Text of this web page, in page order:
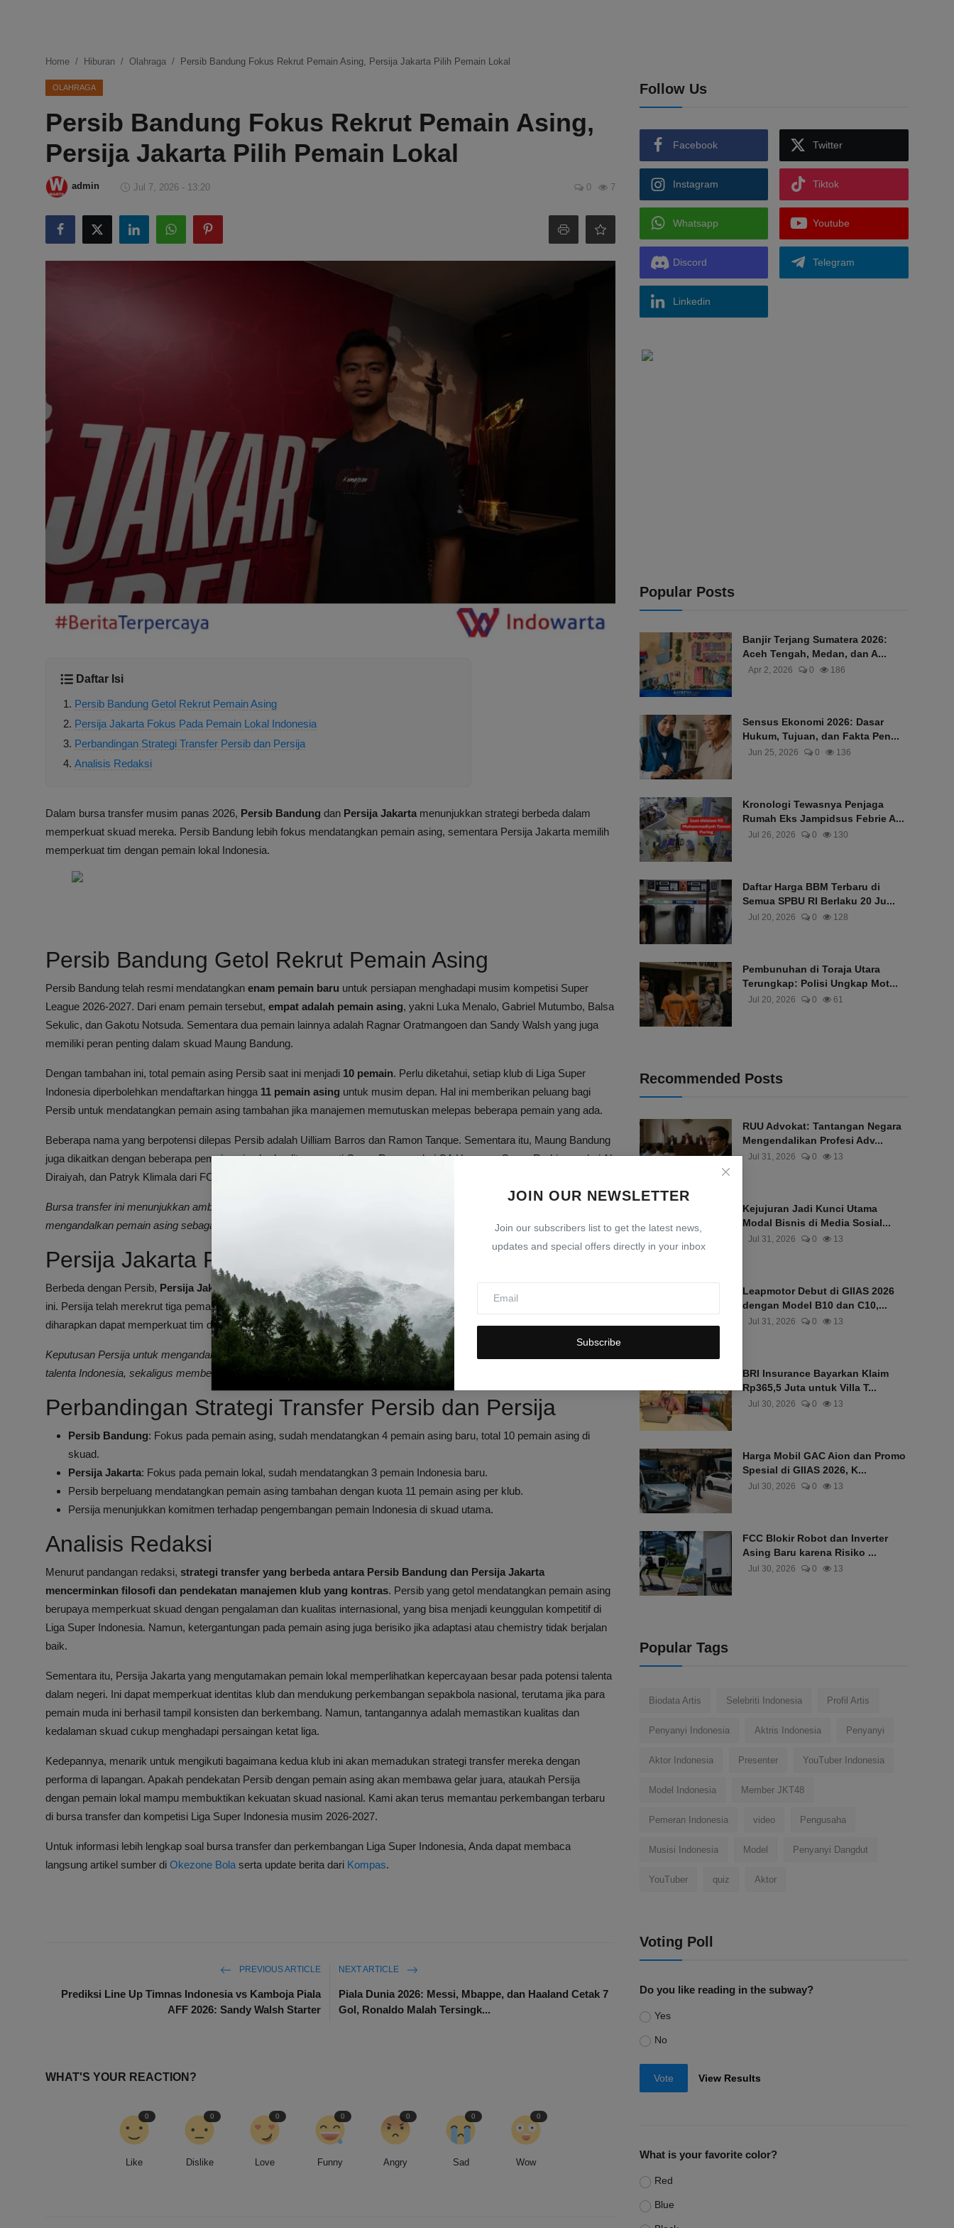
Ekonomi
Internasional
Teknologi
Hiburan
Kesehatan
JOIN OUR NEWSLETTER
Join our subscribers list to get the latest news,
updates and special offers directly in your inbox
Subscribe
Home Hiburan Olahraga Persib Bandung Fokus Rekrut Pemain Asing, Persija Jakarta Pilih Pemain Lokal
OLAHRAGA
Persib Bandung Fokus Rekrut Pemain Asing,
Persija Jakarta Pilih Pemain Lokal
admin Jul 7, 2026 - 13:20 0 7
Daftar Isi
Persib Bandung Getol Rekrut Pemain Asing
Persija Jakarta Fokus Pada Pemain Lokal Indonesia
Perbandingan Strategi Transfer Persib dan Persija
Analisis Redaksi
Dalam bursa transfer musim panas 2026, Persib Bandung dan Persija Jakarta menunjukkan strategi berbeda dalam
memperkuat skuad mereka. Persib Bandung lebih fokus mendatangkan pemain asing, sementara Persija Jakarta memilih
memperkuat tim dengan pemain lokal Indonesia.
Persib Bandung Getol Rekrut Pemain Asing
Persib Bandung telah resmi mendatangkan enam pemain baru untuk persiapan menghadapi musim kompetisi Super
League 2026-2027. Dari enam pemain tersebut, empat adalah pemain asing, yakni Luka Menalo, Gabriel Mutumbo, Balsa
Sekulic, dan Gakotu Notsuda. Sementara dua pemain lainnya adalah Ragnar Oratmangoen dan Sandy Walsh yang juga
memiliki peran penting dalam skuad Maung Bandung.
Dengan tambahan ini, total pemain asing Persib saat ini menjadi 10 pemain. Perlu diketahui, setiap klub di Liga Super
Indonesia diperbolehkan mendaftarkan hingga 11 pemain asing untuk musim depan. Hal ini memberikan peluang bagi
Persib untuk mendatangkan pemain asing tambahan jika manajemen memutuskan melepas beberapa pemain yang ada.
Beberapa nama yang berpotensi dilepas Persib adalah Uilliam Barros dan Ramon Tanque. Sementara itu, Maung Bandung
juga dikaitkan dengan beberapa pemain asing berkualitas seperti Oscar Romero dari CA Huracan, Oscar Rodriguez dari Al
Diraiyah, dan Patryk Klimala dari FC Seoul.
Bursa transfer ini menunjukkan ambisi besar Persib Bandung dalam bersaing di level tertinggi Liga Super Indonesia dengan
mengandalkan pemain asing sebagai tulang punggung.
Persija Jakarta Fokus Pada Pemain Lokal Indonesia
Berbeda dengan Persib, Persija Jakarta
lebih mengutamakan penambahan pemain lokal di bursa transfer musim panas
ini. Persija telah merekrut tiga pemain Indonesia, yaitu Victor Dethan, Aqil Savik, dan Pratama Arhan. Ketiga pemain ini
diharapkan dapat memperkuat tim dan memberikan kontribusi signifikan pada musim kompetisi yang akan datang.
Keputusan Persija untuk mengandalkan pemain lokal mencerminkan strategi membangun tim yang berakar kuat pada
talenta Indonesia, sekaligus memberikan ruang bagi pengembangan pemain muda nasional.
Perbandingan Strategi Transfer Persib dan Persija
Persib Bandung: Fokus pada pemain asing, sudah mendatangkan 4 pemain asing baru, total 10 pemain asing di
skuad.
Persija Jakarta: Fokus pada pemain lokal, sudah mendatangkan 3 pemain Indonesia baru.
Persib berpeluang mendatangkan pemain asing tambahan dengan kuota 11 pemain asing per klub.
Persija menunjukkan komitmen terhadap pengembangan pemain Indonesia di skuad utama.
Analisis Redaksi
Menurut pandangan redaksi, strategi transfer yang berbeda antara Persib Bandung dan Persija Jakarta
mencerminkan filosofi dan pendekatan manajemen klub yang kontras. Persib yang getol mendatangkan pemain asing
berupaya memperkuat skuad dengan pengalaman dan kualitas internasional, yang bisa menjadi keunggulan kompetitif di
Liga Super Indonesia. Namun, ketergantungan pada pemain asing juga berisiko jika adaptasi atau chemistry tidak berjalan
baik.
Sementara itu, Persija Jakarta yang mengutamakan pemain lokal memperlihatkan kepercayaan besar pada potensi talenta
dalam negeri. Ini dapat memperkuat identitas klub dan mendukung perkembangan sepakbola nasional, terutama jika para
pemain muda ini berhasil tampil konsisten dan berkembang. Namun, tantangannya adalah memastikan kualitas dan
kedalaman skuad cukup menghadapi persaingan ketat liga.
Kedepannya, menarik untuk mengikuti bagaimana kedua klub ini akan memadukan strategi transfer mereka dengan
performa di lapangan. Apakah pendekatan Persib dengan pemain asing akan membawa gelar juara, ataukah Persija
dengan pemain lokal mampu membuktikan kekuatan skuad nasional. Kami akan terus memantau perkembangan terbaru
di bursa transfer dan kompetisi Liga Super Indonesia musim 2026-2027.
Untuk informasi lebih lengkap soal bursa transfer dan perkembangan Liga Super Indonesia, Anda dapat membaca
langsung artikel sumber di Okezone Bola serta update berita dari Kompas.
PREVIOUS ARTICLE
Prediksi Line Up Timnas Indonesia vs Kamboja Piala
AFF 2026: Sandy Walsh Starter
NEXT ARTICLE
Piala Dunia 2026: Messi, Mbappe, dan Haaland Cetak 7
Gol, Ronaldo Malah Tersingk...
WHAT'S YOUR REACTION?
Like
0
Dislike
0
Love
0
Funny
0
Angry
0
Sad
0
Wow
0
Follow Us
Facebook Twitter
Instagram Tiktok
Whatsapp Youtube
Discord Telegram
Linkedin
Popular Posts
Banjir Terjang Sumatera 2026:
Aceh Tengah, Medan, dan A...
Apr 2, 2026 0 186
Sensus Ekonomi 2026: Dasar
Hukum, Tujuan, dan Fakta Pen...
Jun 25, 2026 0 136
Kronologi Tewasnya Penjaga
Rumah Eks Jampidsus Febrie A...
Jul 26, 2026 0 130
Daftar Harga BBM Terbaru di
Semua SPBU RI Berlaku 20 Ju...
Jul 20, 2026 0 128
Pembunuhan di Toraja Utara
Terungkap: Polisi Ungkap Mot...
Jul 20, 2026 0 61
Recommended Posts
RUU Advokat: Tantangan Negara
Mengendalikan Profesi Adv...
Jul 31, 2026 0 13
Kejujuran Jadi Kunci Utama
Modal Bisnis di Media Sosial...
Jul 31, 2026 0 13
Leapmotor Debut di GIIAS 2026
dengan Model B10 dan C10,...
Jul 31, 2026 0 13
BRI Insurance Bayarkan Klaim
Rp365,5 Juta untuk Villa T...
Jul 30, 2026 0 13
Harga Mobil GAC Aion dan Promo
Spesial di GIIAS 2026, K...
Jul 30, 2026 0 13
FCC Blokir Robot dan Inverter
Asing Baru karena Risiko ...
Jul 30, 2026 0 13
Popular Tags
Biodata Artis Selebriti Indonesia Profil Artis
Penyanyi Indonesia Aktris Indonesia Penyanyi
Aktor Indonesia Presenter YouTuber Indonesia
Model Indonesia Member JKT48
Pemeran Indonesia video Pengusaha
Musisi Indonesia Model Penyanyi Dangdut
YouTuber quiz Aktor
Voting Poll
Do you like reading in the subway?
Yes
No
Vote View Results
What is your favorite color?
Red
Blue